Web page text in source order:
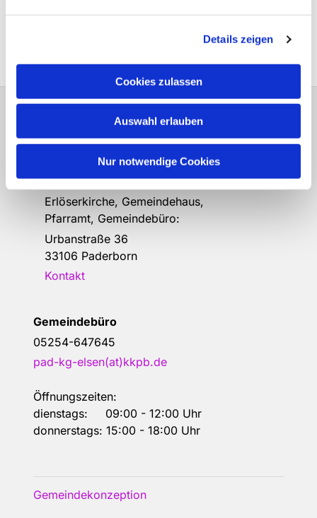
Details zeigen
Cookies zulassen
Auswahl erlauben
Nur notwendige Cookies
Bitte schreiben Sie bei Wünschen und
Anregungen demWebmaster
Anschrift der evang.- Luth.
Kirchengemeinde Elsen
Erlöserkirche, Gemeindehaus,
Pfarramt, Gemeindebüro:
Urbanstraße 36
33106 Paderborn
Kontakt
Gemeindebüro
05254-647645
pad-kg-elsen(at)kkpb.de
Öffnungszeiten:
dienstags: 09:00 - 12:00 Uhr
donnerstags: 15:00 - 18:00 Uhr
Gemeindekonzeption